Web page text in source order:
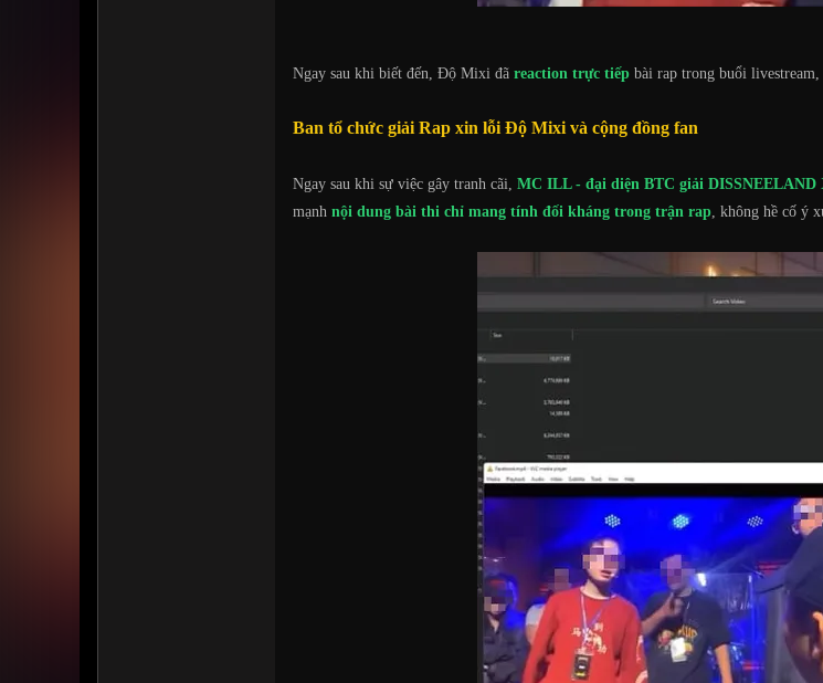
Ngay sau khi biết đến, Độ Mixi đã reaction trực tiếp bài rap trong buổi
Ban tổ chức giải Rap xin lỗi Độ Mixi và cộng đồng fan
Ngay sau khi sự việc gây tranh cãi, MC ILL - đại diện BTC giải DISSNEELAND
mạnh nội dung bài thi chỉ mang tính đối kháng trong trận rap, không hề cố ý